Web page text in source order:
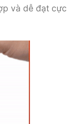
và dễ đạt cực